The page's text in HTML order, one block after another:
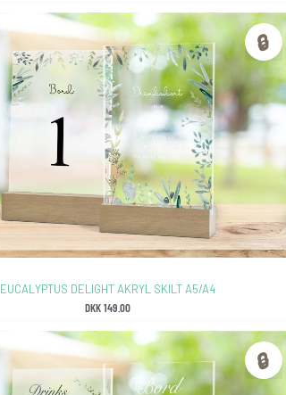
🔒
EUCALYPTUS DELIGHT AKRYL SKILT A5/A4
DKK149.00
🔒